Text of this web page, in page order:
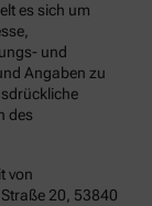
es sich um
und
Angaben zu
des
von
20, 53840